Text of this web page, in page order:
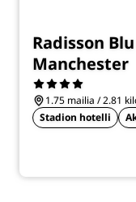
Radisson
Manchester
1.75 mailia / 2.81
Stadion hotelli